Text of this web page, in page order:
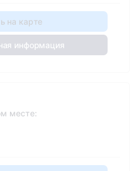
на карте
информация
месте: